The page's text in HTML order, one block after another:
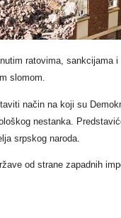
ratovima, sankcijama
slomom.
način na koji su
nestanka.
srpskog naroda.
od strane zapadnih